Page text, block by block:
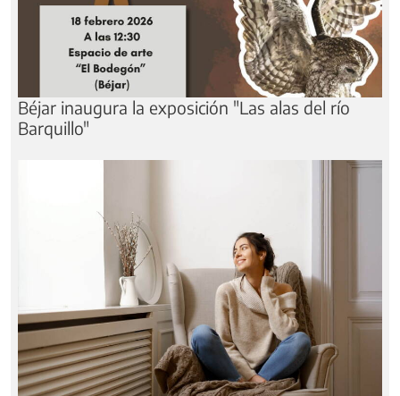
Béjar inaugura la exposición "Las alas del río
Barquillo"